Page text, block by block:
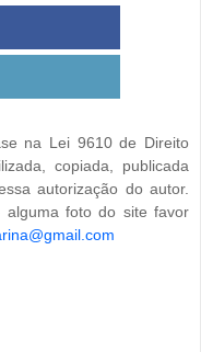
na Lei 9610 de Direito
copiada, publicada
autorização do autor.
foto do site favor